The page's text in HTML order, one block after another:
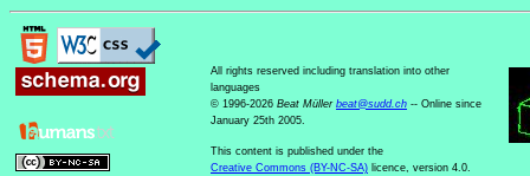
All rights reserved including translation into other
languages
© 1996-2026 Beat Müller beat@sudd.ch -- Online since
January 25th 2005.
This content is published under the
Creative Commons (BY-NC-SA) licence, version 4.0.